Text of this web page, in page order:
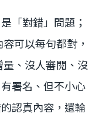
「對錯」問題；
可以每句都對，
、沒人審閱、沒
署名、但不小心
認真內容，還輪